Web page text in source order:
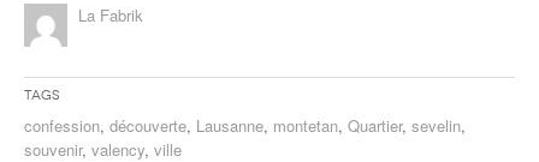
La Fabrik
Tags
confession, découverte, Lausanne, montetan, Quartier, sevelin,
souvenir, valency, ville